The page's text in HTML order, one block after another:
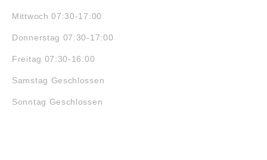
Mittwoch 07:30-17:00
Donnerstag 07:30-17:00
Freitag 07:30-16:00
Samstag Geschlossen
Sonntag Geschlossen